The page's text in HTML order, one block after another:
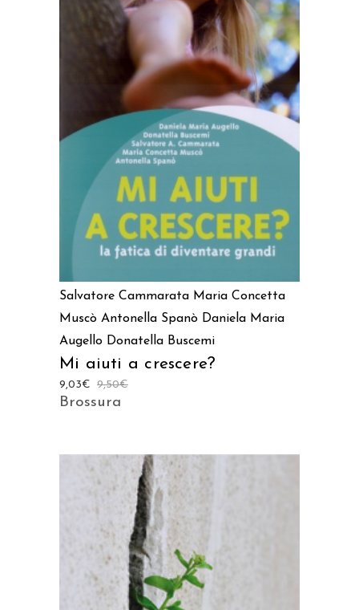
AGGIUNGI AL CARRELLO
Salvatore Cammarata Maria Concetta
Muscò Antonella Spanò Daniela Maria
Augello Donatella Buscemi
Mi aiuti a crescere?
9,50€
9,03€
Brossura